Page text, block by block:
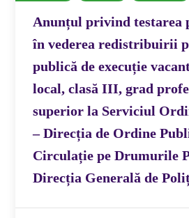
Anunțul privind testarea
în vederea redistribuirii
publică de execuție
local, clasă III, grad
superior la Serviciul
– Direcția de Ordine
Circulație pe Drumurile
Direcția Generală de